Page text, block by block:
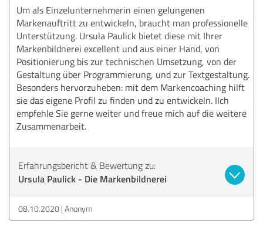
Um als Einzelunternehmerin einen gelungenen
Markenauftritt zu entwickeln, braucht man professionelle
Unterstützung. Ursula Paulick bietet diese mit Ihrer
Markenbildnerei excellent und aus einer Hand, von
Positionierung bis zur technischen Umsetzung, von der
Gestaltung über Programmierung, und zur Textgestaltung.
Besonders hervorzuheben: mit dem Markencoaching hilft
sie das eigene Profil zu finden und zu entwickeln. IIch
empfehle Sie gerne weiter und freue mich auf die weitere
Zusammenarbeit.
Erfahrungsbericht & Bewertung zu:
Ursula Paulick - Die Markenbildnerei
08.10.2020 Anonym